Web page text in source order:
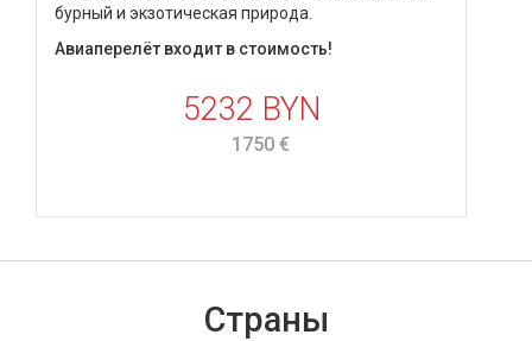
бурный и экзотическая природа.
Авиаперелёт входит в стоимость!
5232 BYN
1750 €
Страны